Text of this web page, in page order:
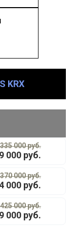
KRX
000 руб.
000 руб.
000 руб.
000 руб.
000 руб.
000 руб.